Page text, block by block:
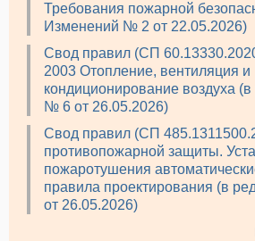
Требования пожарной
Изменений № 2 от 22.05.2026)
Свод правил (СП
2003 Отопление, вентиляция и
кондиционирование воздуха
№ 6 от 26.05.2026)
Свод правил (СП
противопожарной защиты.
пожаротушения
правила проектирования (в
от 26.05.2026)